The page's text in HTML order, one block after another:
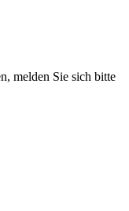
melden Sie sich bitte